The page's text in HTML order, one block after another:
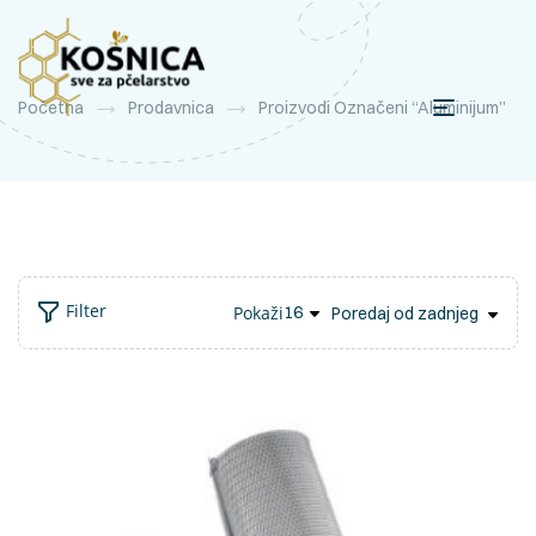
Početna Prodavnica Proizvodi Označeni “aluminijum”
Filter Pokaži